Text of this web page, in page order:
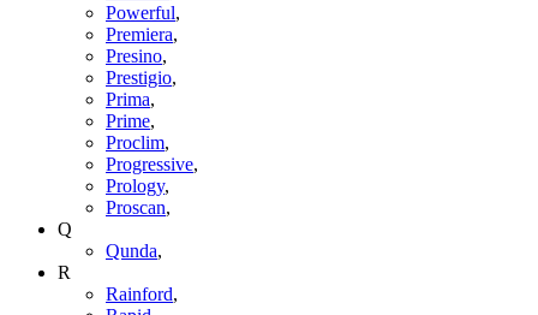
Powerful,
Premiera,
Presino,
Prestigio,
Prima,
Prime,
Proclim,
Progressive,
Prology,
Proscan,
Q
Qunda,
R
Rainford,